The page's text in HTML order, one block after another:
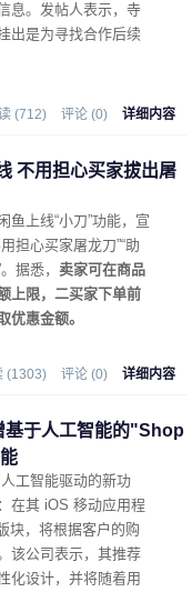
息。发帖人表示，寺
出是为寻找合作后续
(712) 评论 (0) 详细内容
不用担心买家拔出屠
鱼上线“小刀”功能，宣
担心买家屠龙刀”“助
据悉， 卖家可在商品
上限，二买家下单前
优惠金额。
(1303) 评论 (0) 详细内容
基于人工智能的"Shop
工智能驱动的新功
在其 iOS 移动应用程
块，将根据客户的购
该公司表示，其推荐
化设计，并将随着用